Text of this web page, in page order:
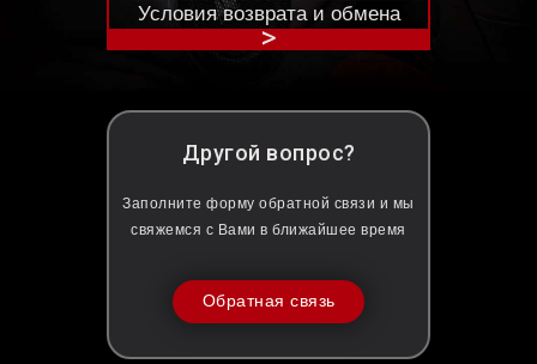
Условия возврата и обмена
>
Другой вопрос?
Заполните форму обратной связи и мы
свяжемся с Вами в ближайшее время
Обратная связь